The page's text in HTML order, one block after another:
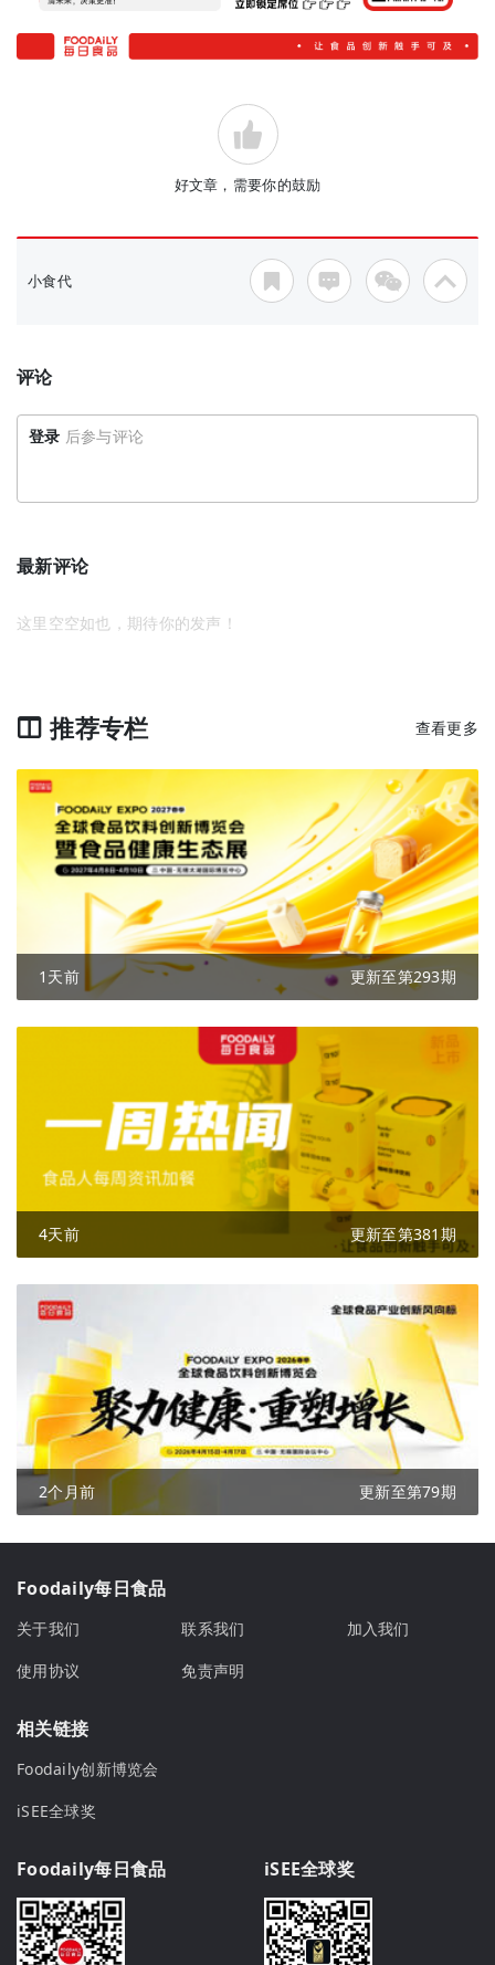
好文章，需要你的鼓励
小食代
评论
登录 后参与评论
最新评论
这里空空如也，期待你的发声！
推荐专栏 查看更多
1天前 更新至第293期
4天前 更新至第381期
2个月前 更新至第79期
Foodaily每日食品
关于我们 联系我们
加入我们
使用协议
免责声明
相关链接
Foodaily创新博览会
iSEE全球奖
Foodaily每日食品 iSEE全球奖